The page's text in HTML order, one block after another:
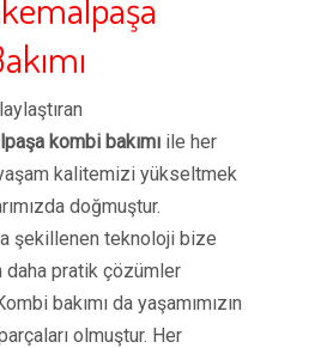
kombi bakımı ile her
kalitemizi yükseltmek
doğmuştur.
şekillenen teknoloji bize
daha pratik çözümler
bakımı da yaşamımızın
olmuştur. Her